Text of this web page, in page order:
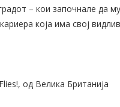
– кои започнале да
која има свој
од Велика Британија